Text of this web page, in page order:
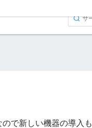
で新しい機器の導入も